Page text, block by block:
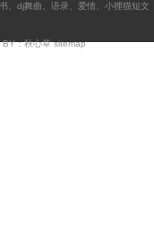
dj舞曲 语录 爱情
小狸猫短文
BY：秋心草sitemap